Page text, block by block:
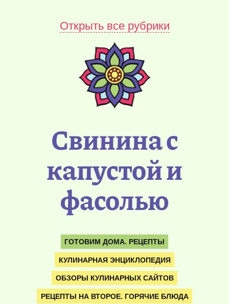
Открыть все рубрики
Свинина с
капустой и
фасолью
ГОТОВИМ ДОМА. РЕЦЕПТЫ
КУЛИНАРНАЯ ЭНЦИКЛОПЕДИЯ
ОБЗОРЫ КУЛИНАРНЫХ САЙТОВ
РЕЦЕПТЫ НА ВТОРОЕ. ГОРЯЧИЕ БЛЮДА